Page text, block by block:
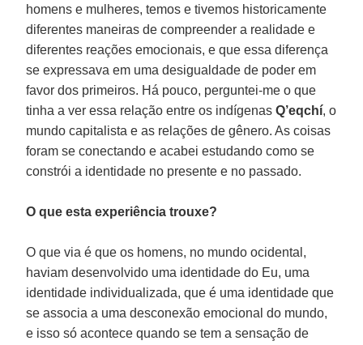
homens e mulheres, temos e tivemos historicamente
diferentes maneiras de compreender a realidade e
diferentes reações emocionais, e que essa diferença
se expressava em uma desigualdade de poder em
favor dos primeiros. Há pouco, perguntei-me o que
tinha a ver essa relação entre os indígenasQ’eqchí, o
mundo capitalista e as relações de gênero. As coisas
foram se conectando e acabei estudando como se
constrói a identidade no presente e no passado.
O que esta experiência trouxe?
O que via é que os homens, no mundo ocidental,
haviam desenvolvido uma identidade do Eu, uma
identidade individualizada, que é uma identidade que
se associa a uma desconexão emocional do mundo,
e isso só acontece quando se tem a sensação de